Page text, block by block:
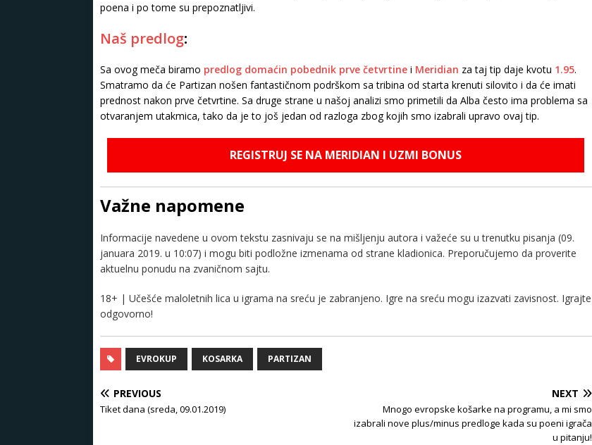
poena i po tome su prepoznatljivi.
Naš predlog:
Sa ovog meča biramo predlog domaćin pobednik prve četvrtine i Meridian za taj tip daje kvotu 1.95.
Smatramo da će Partizan nošen fantastičnom podrškom sa tribina od starta krenuti silovito i da će imati
prednost nakon prve četvrtine. Sa druge strane u našoj analizi smo primetili da Alba često ima problema sa
otvaranjem utakmica, tako da je to još jedan od razloga zbog kojih smo izabrali upravo ovaj tip.
REGISTRUJ SE NA MERIDIAN I UZMI BONUS
Važne napomene
Informacije navedene u ovom tekstu zasnivaju se na mišljenju autora i važeće su u trenutku pisanja (09.
januara 2019. u 10:07) i mogu biti podložne izmenama od strane kladionica. Preporučujemo da proverite
aktuelnu ponudu na zvaničnom sajtu.
18+ | Učešće maloletnih lica u igrama na sreću je zabranjeno. Igre na sreću mogu izazvati zavisnost. Igrajte
odgovorno!
EVROKUP KOSARKA PARTIZAN
PREVIOUS
Tiket dana (sreda, 09.01.2019)
NEXT
Mnogo evropske košarke na programu, a mi smo
izabrali nove plus/minus predloge kada su poeni igrača
u pitanju!